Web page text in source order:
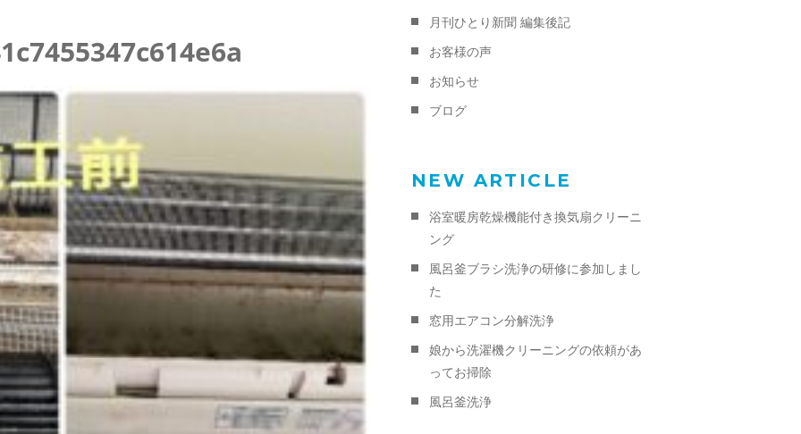
せ
月刊ひとり新聞 編集後記
お客様の声
お知らせ
ブログ
NEW ARTICLE
浴室暖房乾燥機能付き換気扇クリーニ
ング
風呂釜ブラシ洗浄の研修に参加しまし
た
窓用エアコン分解洗浄
娘から洗濯機クリーニングの依頼があ
ってお掃除
風呂釜洗浄